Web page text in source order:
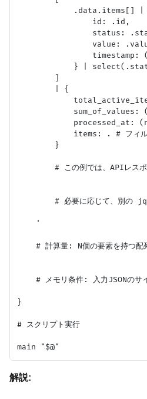
.data.items[] |
                id: .id,
status:
value:
timestamp:
} |
        ]
        | {
sum_of_values:
processed_at:
items: . # フィル
        }
# この例では、APIレスポ
# 必要に応じて、別の jq
    '
# 計算量: N個の要素を持つ配
# メモリ条件: 入力JSONのサ
}
# スクリプト実行
解説: